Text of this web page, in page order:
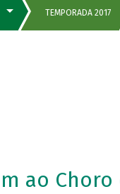
ao Choro